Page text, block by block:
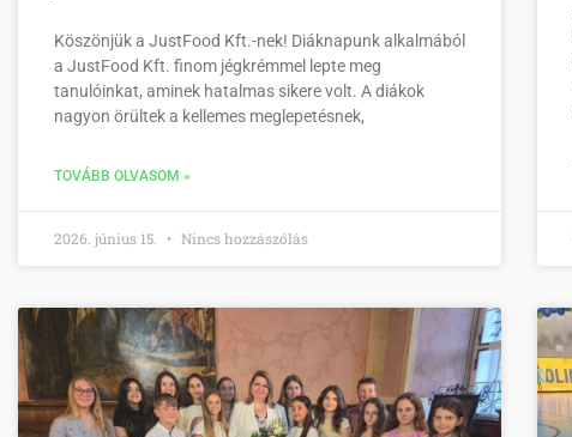
Köszönjük a JustFood Kft.-nek! Diáknapunk alkalmából
a JustFood Kft. finom jégkrémmel lepte meg
tanulóinkat, aminek hatalmas sikere volt. A diákok
nagyon örültek a kellemes meglepetésnek,
TOVÁBB OLVASOM »
2026. június 15. Nincs hozzászólás